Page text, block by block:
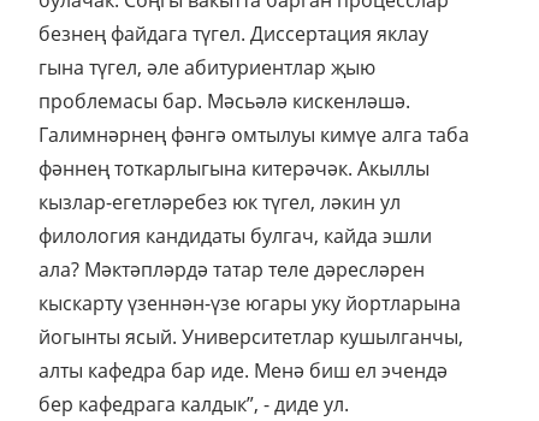
безнең файдага түгел. Диссертация яклау
гына түгел, әле абитуриентлар җыю
проблемасы бар. Мәсьәлә кискенләшә.
Галимнәрнең фәнгә омтылуы кимүе алга таба
фәннең тоткарлыгына китерәчәк. Акыллы
кызлар-егетләребез юк түгел, ләкин ул
филология кандидаты булгач, кайда эшли
ала? Мәктәпләрдә татар теле дәресләрен
кыскарту үзеннән-үзе югары уку йортларына
йогынты ясый. Университетлар кушылганчы,
алты кафедра бар иде. Менә биш ел эчендә
бер кафедрага калдык”, - диде ул.